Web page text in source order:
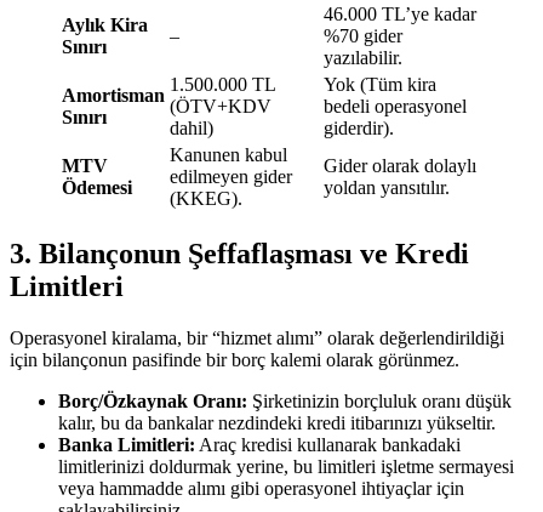
Aylık Kira
Sınırı
–
46.000 TL’ye kadar
%70 gider
yazılabilir.
Amortisman
Sınırı
1.500.000 TL
(ÖTV+KDV
dahil)
Yok (Tüm kira
bedeli operasyonel
giderdir).
MTV
Ödemesi
Kanunen kabul
edilmeyen gider
(KKEG).
Gider olarak dolaylı
yoldan yansıtılır.
3. Bilançonun Şeffaflaşması ve Kredi
Limitleri
Operasyonel kiralama, bir “hizmet alımı” olarak değerlendirildiği
için bilançonun pasifinde bir borç kalemi olarak görünmez.
Borç/Özkaynak Oranı: Şirketinizin borçluluk oranı düşük
kalır, bu da bankalar nezdindeki kredi itibarınızı yükseltir.
Banka Limitleri: Araç kredisi kullanarak bankadaki
limitlerinizi doldurmak yerine, bu limitleri işletme sermayesi
veya hammadde alımı gibi operasyonel ihtiyaçlar için